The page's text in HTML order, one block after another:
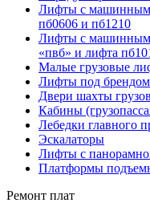
Лифты с машинным
пб0606 и пб1210
Лифты с машинным
«пвб» и лифта
Малые грузовые
Лифты под
Двери шахты
Кабины
Лебедки главного
Эскалаторы
Лифты с
Платформы
Ремонт плат